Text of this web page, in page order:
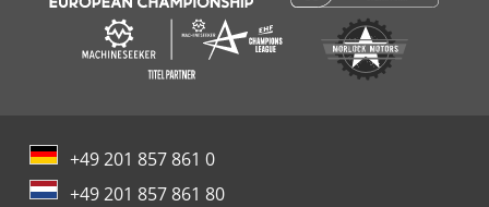
+49 201 857 861 0
+49 201 857 861 80